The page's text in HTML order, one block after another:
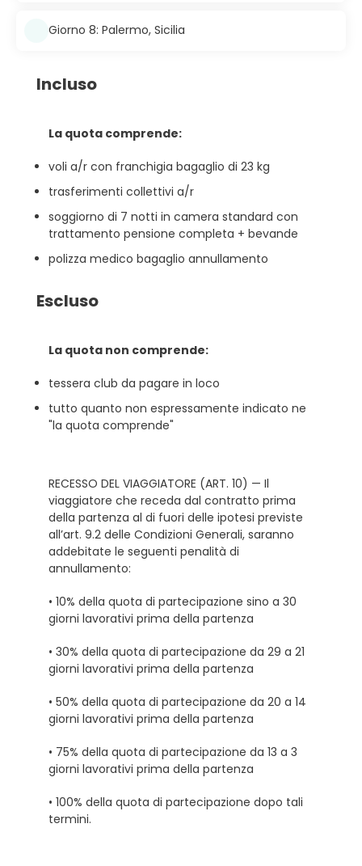
Giorno 8: Palermo, Sicilia
Incluso
La quota comprende:
voli a/r con franchigia bagaglio di 23 kg
trasferimenti collettivi a/r
soggiorno di 7 notti in camera standard con
trattamento pensione completa + bevande
polizza medico bagaglio annullamento
Escluso
La quota non comprende:
tessera club da pagare in loco
tutto quanto non espressamente indicato ne
"la quota comprende"
RECESSO DEL VIAGGIATORE (ART. 10) — Il
viaggiatore che receda dal contratto prima
della partenza al di fuori delle ipotesi previste
all’art. 9.2 delle Condizioni Generali, saranno
addebitate le seguenti penalità di
annullamento:
• 10% della quota di partecipazione sino a 30
giorni lavorativi prima della partenza
• 30% della quota di partecipazione da 29 a 21
giorni lavorativi prima della partenza
• 50% della quota di partecipazione da 20 a 14
giorni lavorativi prima della partenza
• 75% della quota di partecipazione da 13 a 3
giorni lavorativi prima della partenza
• 100% della quota di partecipazione dopo tali
termini.